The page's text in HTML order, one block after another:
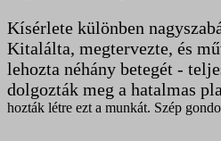
Kísérlete különben
Kitalálta, megtervezte, és
lehozta néhány betegét -
dolgozták meg a hatalmas
hozták létre ezt a munkát. Szép